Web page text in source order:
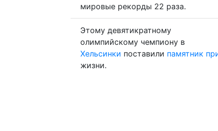
мировые рекорды 22 раза.
Этому девятикратному
олимпийскому чемпиону в
Хельсинки поставили памятник
жизни.